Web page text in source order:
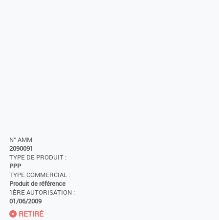
N° AMM
2090091
TYPE DE PRODUIT :
PPP
TYPE COMMERCIAL :
Produit de référence
1ÈRE AUTORISATION :
01/06/2009
RETIRÉ